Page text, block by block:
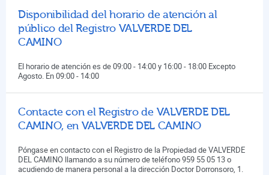
Disponibilidad del horario de atención al
público del Registro VALVERDE DEL
CAMINO
El horario de atención es de 09:00 - 14:00 y 16:00 - 18:00 Excepto
Agosto. En 09:00 - 14:00
Contacte con el Registro de VALVERDE DEL
CAMINO, en VALVERDE DEL CAMINO
Póngase en contacto con el Registro de la Propiedad de VALVERDE
DEL CAMINO llamando a su número de teléfono 959 55 05 13 o
acudiendo de manera personal a la dirección Doctor Dorronsoro, 1.